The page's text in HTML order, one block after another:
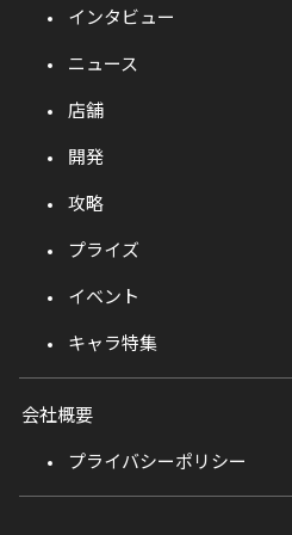
インタビュー
ニュース
店舗
開発
攻略
プライズ
イベント
キャラ特集
会社概要
プライバシーポリシー